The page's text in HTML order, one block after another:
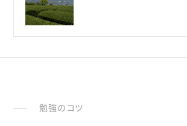
勉強のコツ